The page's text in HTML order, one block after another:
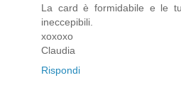
La card è formidabile e le
ineccepibili.
xoxoxo
Claudia
Rispondi